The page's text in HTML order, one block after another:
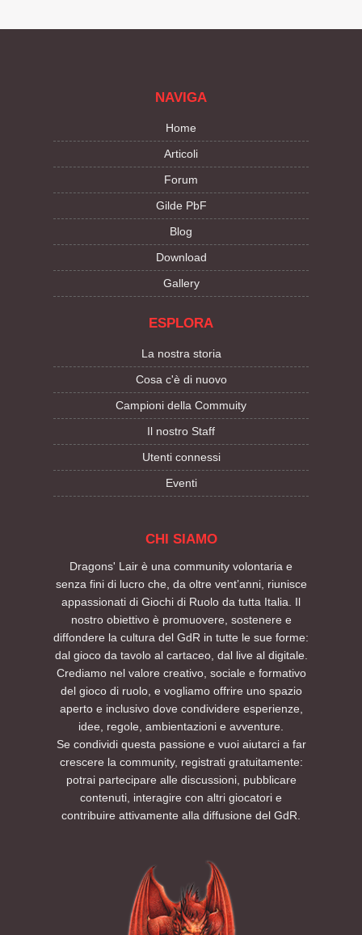
NAVIGA
Home
Articoli
Forum
Gilde PbF
Blog
Download
Gallery
ESPLORA
La nostra storia
Cosa c'è di nuovo
Campioni della Commuity
Il nostro Staff
Utenti connessi
Eventi
CHI SIAMO
Dragons' Lair è una community volontaria e
senza fini di lucro che, da oltre vent’anni, riunisce
appassionati di Giochi di Ruolo da tutta Italia. Il
nostro obiettivo è promuovere, sostenere e
diffondere la cultura del GdR in tutte le sue forme:
dal gioco da tavolo al cartaceo, dal live al digitale.
Crediamo nel valore creativo, sociale e formativo
del gioco di ruolo, e vogliamo offrire uno spazio
aperto e inclusivo dove condividere esperienze,
idee, regole, ambientazioni e avventure.
Se condividi questa passione e vuoi aiutarci a far
crescere la community, registrati gratuitamente:
potrai partecipare alle discussioni, pubblicare
contenuti, interagire con altri giocatori e
contribuire attivamente alla diffusione del GdR.